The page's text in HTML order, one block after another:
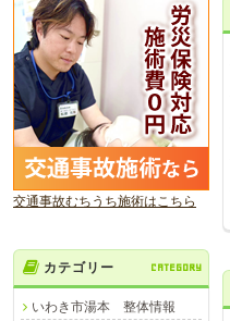
交通事故むちうち施術はこちら
カテゴリー CATEGORY
いわき市湯本 整体情報